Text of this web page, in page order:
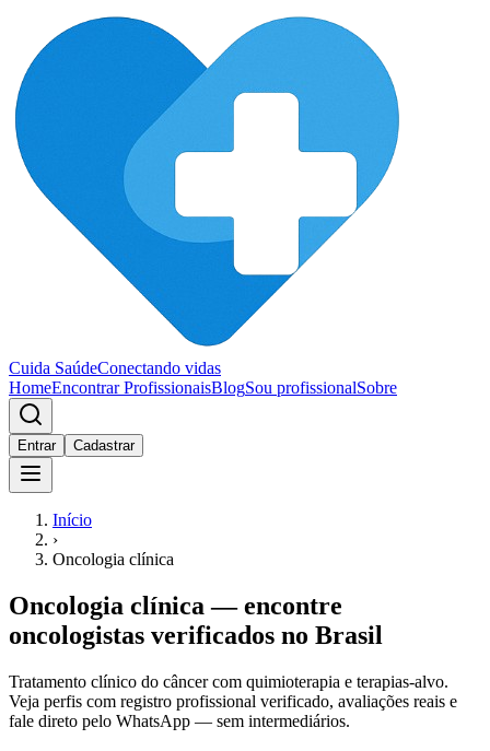
Cuida SaúdeConectando vidas
HomeEncontrar ProfissionaisBlogSou profissionalSobre
Entrar Cadastrar
Início
›
Oncologia clínica
Oncologia clínica — encontre
oncologistas verificados no Brasil
Tratamento clínico do câncer com quimioterapia e terapias-alvo.
Veja perfis com registro profissional verificado, avaliações reais e
fale direto pelo WhatsApp — sem intermediários.